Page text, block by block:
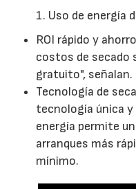
1. Uso de energía
ROI rápido y
costos de secado
gratuito", señalan.
Tecnología de
tecnología única
energía permite
arranques más
mínimo.